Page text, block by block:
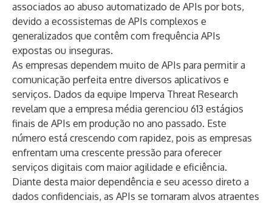
associados ao abuso automatizado de APIs por bots,
devido a ecossistemas de APIs complexos e
generalizados que contêm com frequência APIs
expostas ou inseguras.
As empresas dependem muito de APIs para permitir a
comunicação perfeita entre diversos aplicativos e
serviços. Dados da equipe Imperva Threat Research
revelam que a empresa média gerenciou 613 estágios
finais de APIs em produção no ano passado. Este
número está crescendo com rapidez, pois as empresas
enfrentam uma crescente pressão para oferecer
serviços digitais com maior agilidade e eficiência.
Diante desta maior dependência e seu acesso direto a
dados confidenciais, as APIs se tornaram alvos atraentes